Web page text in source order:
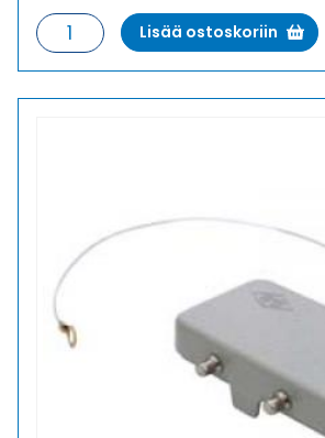
KANSI
KANSI
määrä
Lisää ostoskoriin